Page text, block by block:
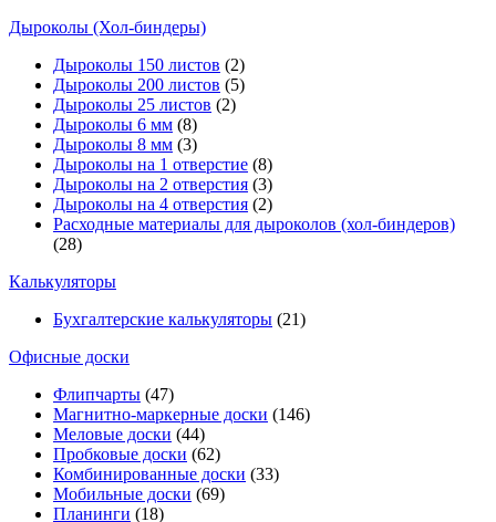
Дыроколы (Хол-биндеры)
Дыроколы 150 листов (2)
Дыроколы 200 листов (5)
Дыроколы 25 листов (2)
Дыроколы 6 мм (8)
Дыроколы 8 мм (3)
Дыроколы на 1 отверстие (8)
Дыроколы на 2 отверстия (3)
Дыроколы на 4 отверстия (2)
Расходные материалы для дыроколов (хол-биндеров)
(28)
Калькуляторы
Бухгалтерские калькуляторы (21)
Офисные доски
Флипчарты (47)
Магнитно-маркерные доски (146)
Меловые доски (44)
Пробковые доски (62)
Комбинированные доски (33)
Мобильные доски (69)
Планинги (18)